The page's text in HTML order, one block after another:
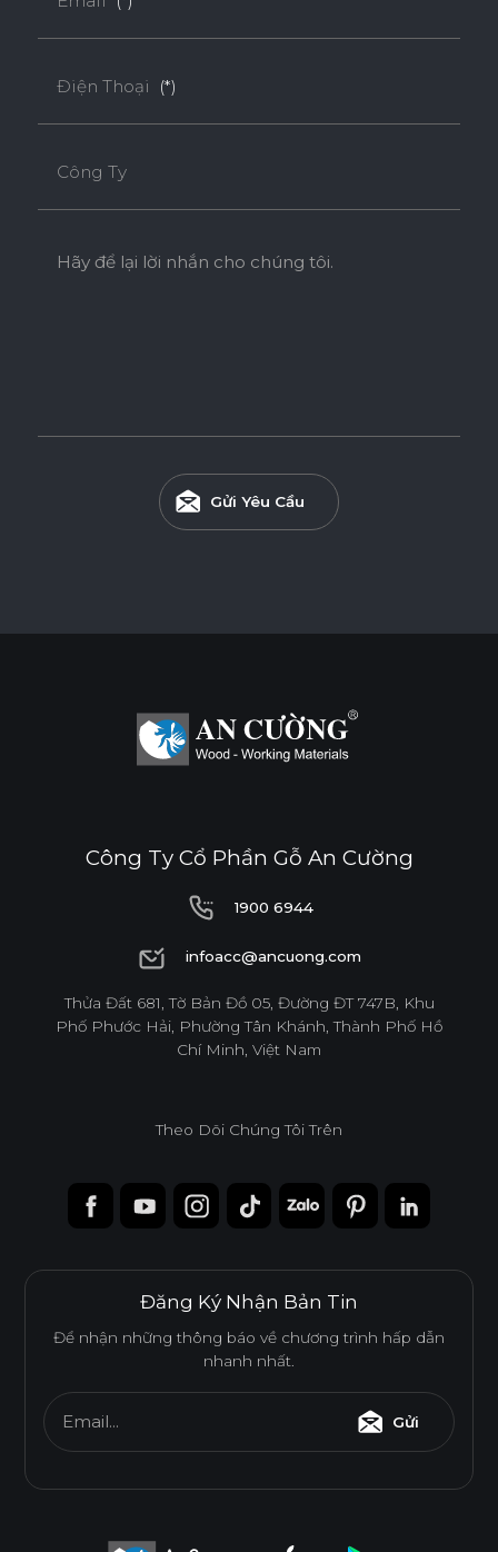
Điện Thoại (*)
Công Ty
Hãy để lại lời nhắn cho chúng tôi.
Gửi Yêu Cầu
Công Ty Cổ Phần Gỗ An Cường
1900 6944
1900 6944
infoacc@ancuong.com
infoacc@ancuong.com
Thửa Đất 681, Tờ Bản Đồ 05, Đường ĐT 747B, Khu
Phố Phước Hải, Phường Tân Khánh, Thành Phố Hồ
Chí Minh, Việt Nam
Theo Dõi Chúng Tôi Trên
Đăng Ký Nhận Bản Tin
Để nhận những thông báo về chương trình hấp dẫn
nhanh nhất.
Email... Gửi